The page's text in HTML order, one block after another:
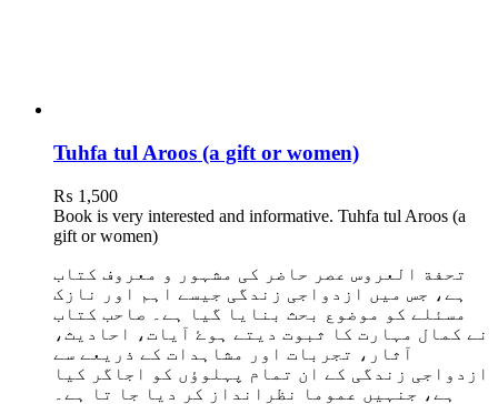
Tuhfa tul Aroos (a gift or women)
₨ 1,500
Book is very interested and informative. Tuhfa tul Aroos (a
gift or women)
تحفة العروس عصر حاضر کی مشہور و معروف کتاب
ہے، جس میں ازدواجی زندگی جیسے اہم اور نازک
مسئلے کو موضوع بحث بنایا گیا ہے۔ صاحب کتاب
نے کمال مہارت کا ثبوت دیتے ہوۓ آیات، احادیث،
آثار، تجربات اور مشاہدات کے ذریعے سے
ازدواجی زندگی کے ان تمام پہلوؤں کو اجاگر کیا
ہے، جنہیں عموما نظرانداز کر دیا جا تا ہے۔